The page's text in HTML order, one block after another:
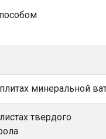
минеральной
твердого